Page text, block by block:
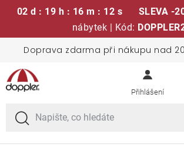
02 d : 19 h : 16 m : 12 s SLEVA -
nábytek | Kód:
obsah
Doprava zdarma při nákupu nad
Sedací soupravy
Slunečníky
Křesla a židle